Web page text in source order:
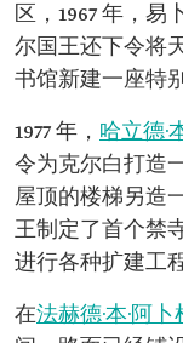
区，1967 年，
尔国王还下令将
书馆新建一座特
1977 年， 哈立德·
令为克尔白打造
屋顶的楼梯另造
王制定了首个禁
进行各种扩建工程
在法赫德·本·阿